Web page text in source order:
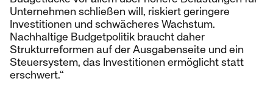
Unternehmen schließen will, riskiert geringere
Investitionen und schwächeres Wachstum.
Nachhaltige Budgetpolitik braucht daher
Strukturreformen auf der Ausgabenseite und ein
Steuersystem, das Investitionen ermöglicht statt
erschwert.“